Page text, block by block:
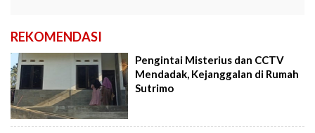
REKOMENDASI
Pengintai Misterius dan CCTV
Mendadak, Kejanggalan di Rumah
Sutrimo